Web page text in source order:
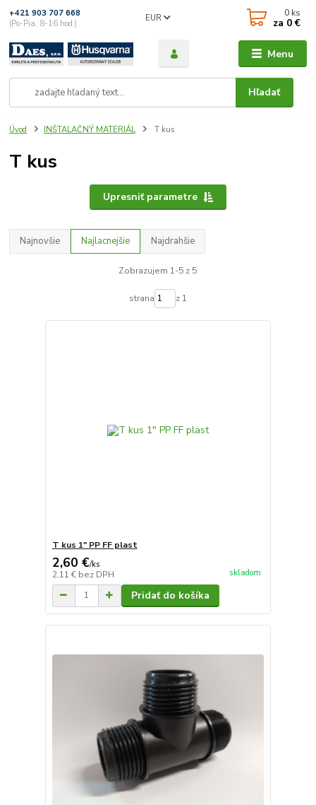
Menu
EUR
Hľadať
+421 903 707 668
(Po-Pia, 8-16 hod.)
0 ks
za 0 €
Úvod INŠTALAČNÝ MATERIÁL T kus
T kus
Upresniť parametre
Najnovšie Najlacnejšie Najdrahšie
Zobrazujem 1-5 z 5
strana z 1
T kus 1" PP FF plast
2,60 €/ks
2,11 € bez DPH skladom
Pridať do košíka